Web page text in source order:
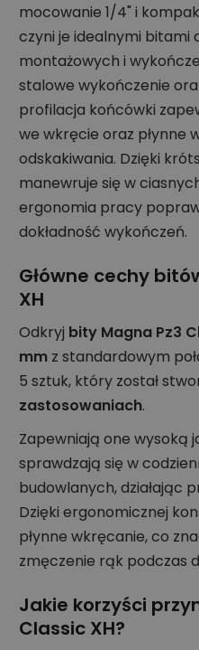
mocowanie 1/4" i
czyni je idealnymi
montażowych i
stalowe wykończenie
profilacja końcówki
we wkręcie oraz płynne
odskakiwania. Dzięki
manewruje się w
ergonomia pracy
dokładność wykończeń.
Główne cechy
XH
Odkryj bity Magna Pz3
mm z standardowym
5 sztuk, który został
zastosowaniach.
Zapewniają one wysoką
sprawdzają się w
budowlanych, działając
Dzięki ergonomicznej
płynne wkręcanie, co
zmęczenie rąk podczas
Jakie korzyści
Classic XH?